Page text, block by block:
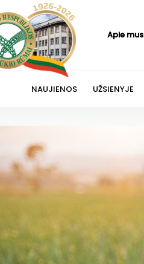
Apie mus
NAUJIENOS UŽSIENYJE